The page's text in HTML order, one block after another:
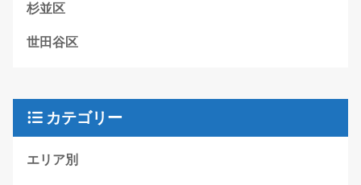
杉並区
世田谷区
カテゴリー
エリア別